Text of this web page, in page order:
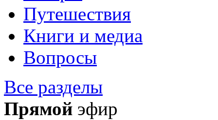
Путешествия
Книги и медиа
Вопросы
Все разделы
Прямой эфир